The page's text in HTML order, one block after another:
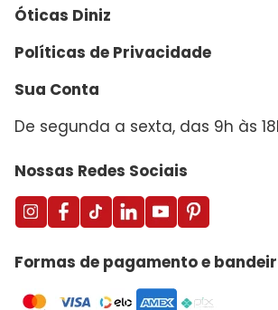
Óticas Diniz
Políticas de Privacidade
Sua Conta
De segunda a sexta, das 9h às
Nossas Redes Sociais
Formas de pagamento e